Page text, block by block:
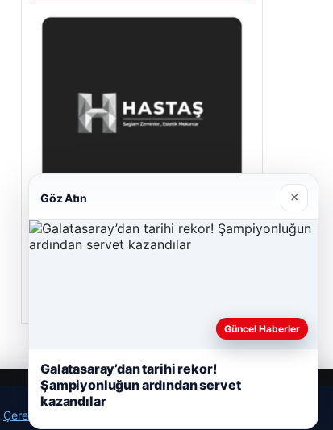
Hastaş Beton
Çerez Politikamız
Göz Atın ×
Güncel Haberler
Galatasaray’dan tarihi rekor!
Şampiyonluğun ardından servet
kazandılar